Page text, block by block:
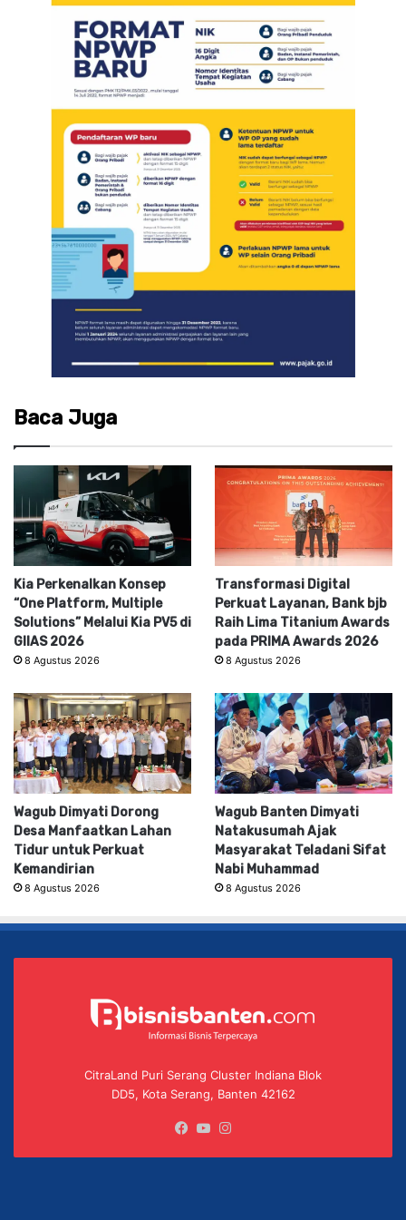
Baca Juga
Kia Perkenalkan Konsep
“One Platform, Multiple
Solutions” Melalui Kia PV5 di
GIIAS 2026
8 Agustus 2026
Transformasi Digital
Perkuat Layanan, Bank bjb
Raih Lima Titanium Awards
pada PRIMA Awards 2026
8 Agustus 2026
Wagub Dimyati Dorong
Desa Manfaatkan Lahan
Tidur untuk Perkuat
Kemandirian
8 Agustus 2026
Wagub Banten Dimyati
Natakusumah Ajak
Masyarakat Teladani Sifat
Nabi Muhammad
8 Agustus 2026
CitraLand Puri Serang Cluster Indiana Blok
DD5, Kota Serang, Banten 42162
Facebook
YouTube